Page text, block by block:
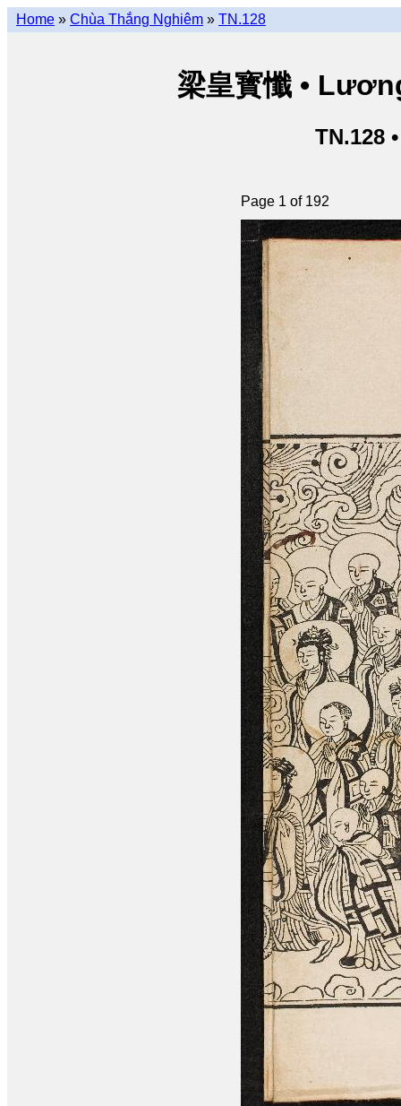
Home » Chùa Thắng Nghiêm » TN.128
梁皇寳懺 •
TN.128
Page 1 of 192